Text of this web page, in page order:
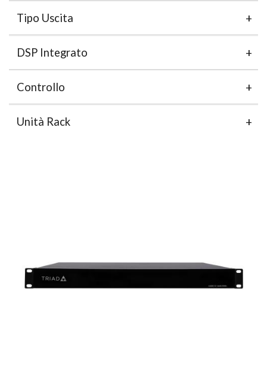
Tipo Uscita
DSP Integrato
Controllo
Unità Rack